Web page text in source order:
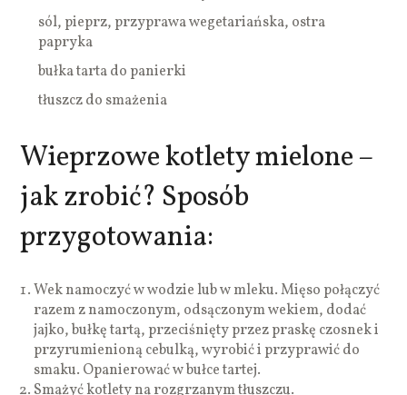
sól, pieprz, przyprawa wegetariańska, ostra
papryka
bułka tarta do panierki
tłuszcz do smażenia
Wieprzowe kotlety mielone –
jak zrobić? Sposób
przygotowania:
Wek namoczyć w wodzie lub w mleku. Mięso połączyć
razem z namoczonym, odsączonym wekiem, dodać
jajko, bułkę tartą, przeciśnięty przez praskę czosnek i
przyrumienioną cebulką, wyrobić i przyprawić do
smaku. Opanierować w bułce tartej.
Smażyć kotlety na rozgrzanym tłuszczu.